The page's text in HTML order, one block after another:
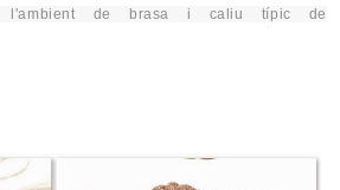
l'ambient de brasa i caliu típic de